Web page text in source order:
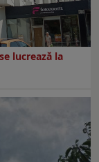
lucrează la